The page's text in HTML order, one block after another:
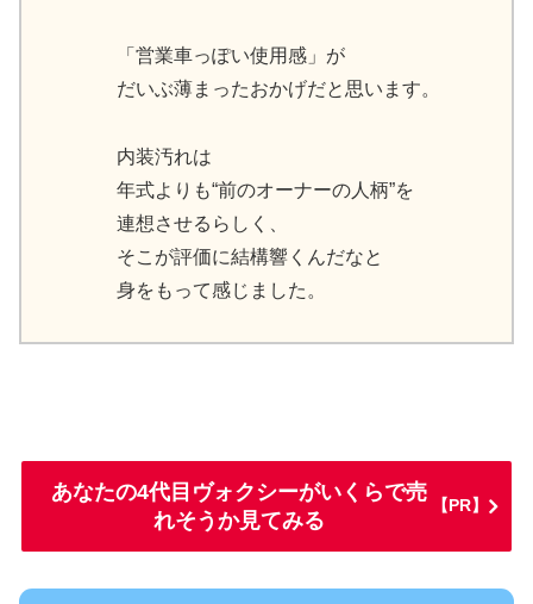
「営業車っぽい使用感」が
だいぶ薄まったおかげだと思います。
内装汚れは
年式よりも“前のオーナーの人柄”を
連想させるらしく、
そこが評価に結構響くんだなと
身をもって感じました。
あなたの4代目ヴォクシーがいくらで売
れそうか見てみる
【PR】